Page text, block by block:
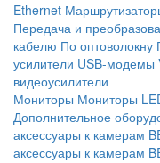
Ethernet
Передача и
кабелю По оптоволокну
усилители USB-модемы
видеоусилители
Мониторы Мониторы
Дополнительное
аксессуары к камерам
аксессуары к камерам